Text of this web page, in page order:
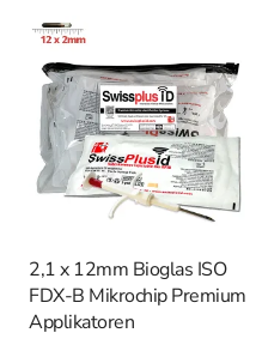
2,1 x 12mm Bioglas ISO
FDX-B Mikrochip Premium
Applikatoren